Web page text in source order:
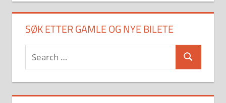
SØK ETTER GAMLE OG NYE BILETE
Search